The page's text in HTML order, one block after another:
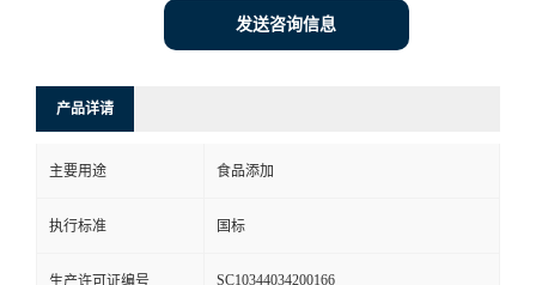
发送咨询信息
产品详请
主要用途 食品添加
执行标准 国标
SC10344034200166